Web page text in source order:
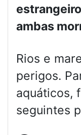
ambas
Rios e
perigos.
aquáticos,
seguintes